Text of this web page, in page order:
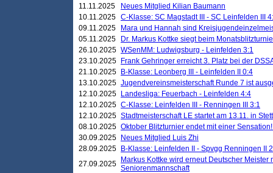
11.11.2025
Neues Mitglied Kilian Baumann
10.11.2025 C-Klasse: SC Magstadt III - SC Leinfelden III
09.11.2025
Mara und Hannah sind
05.11.2025
Dr. Markus Kottke siegt beim
26.10.2025 WSenMM: Ludwigsburg - Leinfelden 3:1
23.10.2025
Frank Gehringer erreicht 3. Platz bei der
21.10.2025
B-Klasse: Leonberg III - Leinfelden II 0:4
13.10.2025 Jugendvereinsmeisterschaft Runde 7 ist
12.10.2025
Landesliga: Feuerbach - Leinfelden 4:4
12.10.2025 C-Klasse: Leinfelden III - Renningen III 3:1
12.10.2025 Stadtmeisterschaft LE startet am 13.11. in
08.10.2025 Oktober Blitzturnier endet mit einer
30.09.2025
Neues Mitglied Luis Zhi
28.09.2025
B-Klasse: Leinfelden II - Spvgg Renningen II
27.09.2025
Markus Kottke wird erneut Deutscher Meister
Seniorenmannschaft